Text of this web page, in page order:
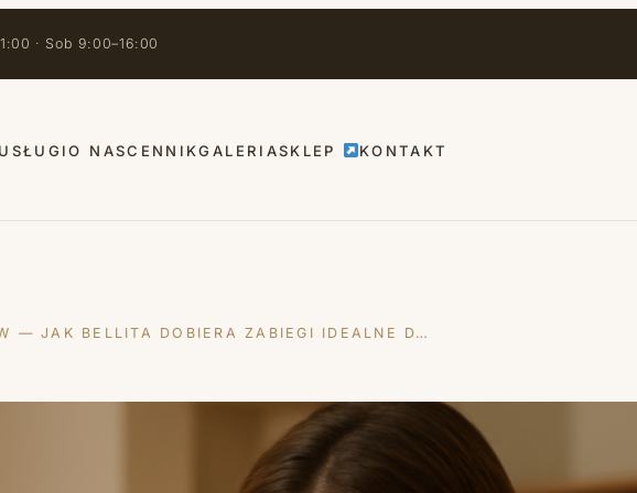
· Sob 9:00–16:00
USŁUGIO NASCENNIKGALERIASKLEP KONTAKT
— JAK BELLITA DOBIERA ZABIEGI IDEALNE D…